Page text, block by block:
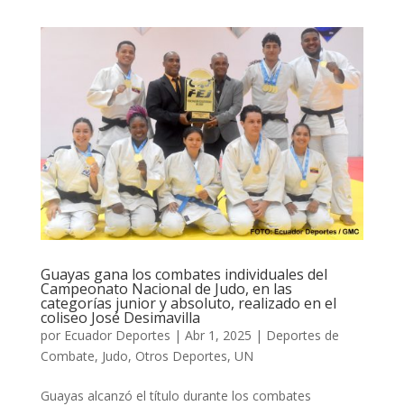
Guayas gana los combates individuales del
Campeonato Nacional de Judo, en las
categorías junior y absoluto, realizado en el
coliseo José Desimavilla
por Ecuador Deportes | Abr 1, 2025 | Deportes de
Combate, Judo, Otros Deportes, UN
Guayas alcanzó el título durante los combates